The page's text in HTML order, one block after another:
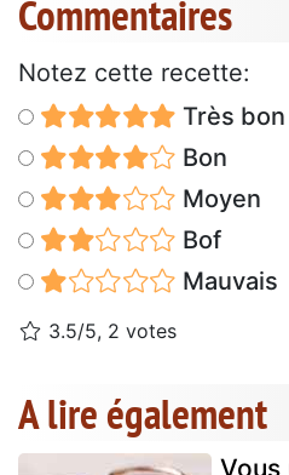
Commentaires
Notez cette recette:
Très bon
Bon
Moyen
Bof
Mauvais
3.5/5, 2 votes
A lire également
Vous